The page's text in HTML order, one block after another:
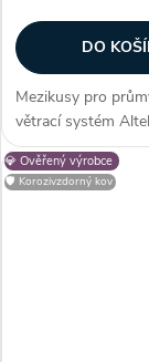
DO
Mezikusy pro
větrací systém
S. Vhodné pro
TERNO-S 355.
dokupují...
💎 Ověřený výrobce
🛡️ Korozivzdorný kov